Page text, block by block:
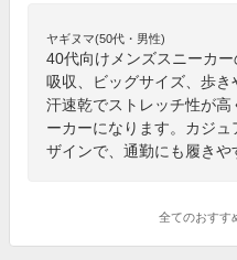
ヤギヌマ(50代・男性)
40代向けメンズスニーカ
吸収、ビッグサイズ、歩
汗速乾でストレッチ性が
ーカーになります。カジ
ザインで、通勤にも履きや
全てのおすす